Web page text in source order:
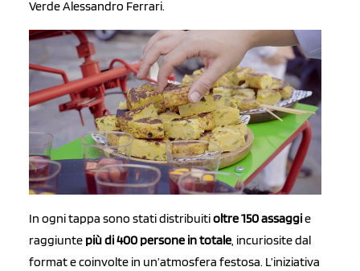
Verde Alessandro Ferrari.
In ogni tappa sono stati distribuitioltre 150 assaggie
raggiunte più di 400 persone in totale, incuriosite dal
format e coinvolte in un’atmosfera festosa. L’iniziativa